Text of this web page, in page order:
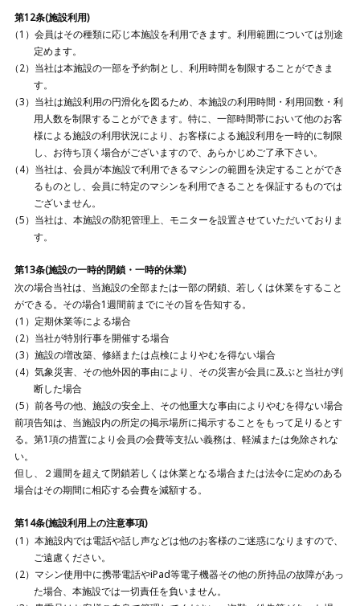
第12条(施設利用)
会員はその種類に応じ本施設を利用できます。利用範囲については別途
定めます。
当社は本施設の一部を予約制とし、利用時間を制限することができま
す。
当社は施設利用の円滑化を図るため、本施設の利用時間・利用回数・利
用人数を制限することができます。特に、一部時間帯において他のお客
様による施設の利用状況により、お客様による施設利用を一時的に制限
し、お待ち頂く場合がございますので、あらかじめご了承下さい。
当社は、会員が本施設で利用できるマシンの範囲を決定することができ
るものとし、会員に特定のマシンを利用できることを保証するものでは
ございません。
当社は、本施設の防犯管理上、モニターを設置させていただいておりま
す。
第13条(施設の一時的閉鎖・一時的休業)
次の場合当社は、当施設の全部または一部の閉鎖、若しくは休業をすること
ができる。その場合1週間前までにその旨を告知する。
定期休業等による場合
当社が特別行事を開催する場合
施設の増改築、修繕または点検によりやむを得ない場合
気象災害、その他外因的事由により、その災害が会員に及ぶと当社が判
断した場合
前各号の他、施設の安全上、その他重大な事由によりやむを得ない場合
前項告知は、当施設内の所定の掲示場所に掲示することをもって足りるとす
る。第1項の措置により会員の会費等支払い義務は、軽減または免除されな
い。
但し、２週間を超えて閉鎖若しくは休業となる場合または法令に定めのある
場合はその期間に相応する会費を減額する。
第14条(施設利用上の注意事項)
本施設内では電話や話し声などは他のお客様のご迷惑になりますので、
ご遠慮ください。
マシン使用中に携帯電話やiPad等電子機器その他の所持品の故障があっ
た場合、本施設では一切責任を負いません。